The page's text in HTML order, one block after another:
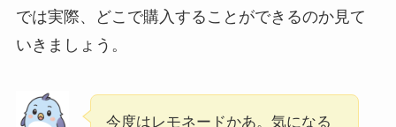
では実際、どこで購入することができるのか見て
いきましょう。
今度はレモネードかあ。気になる